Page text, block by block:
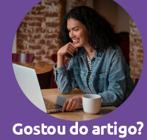
Gostou do artigo?